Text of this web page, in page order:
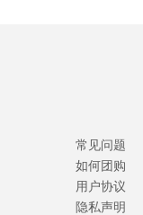
常见问题
如何团购
用户协议
隐私声明